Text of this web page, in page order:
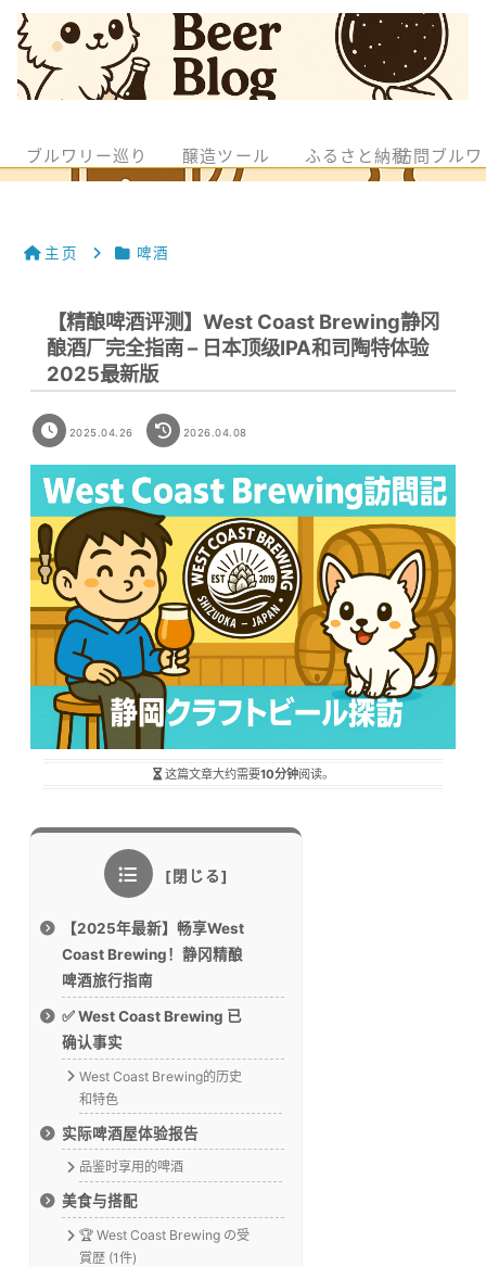
ブルワリー巡り 醸造ツール ふるさと納税訪問ブル
主页 啤酒
【精酿啤酒评测】West Coast Brewing静冈
酿酒厂完全指南 – 日本顶级IPA和司陶特体验
2025最新版
2025.04.26 2026.04.08
这篇文章大约需要10分钟阅读。
【2025年最新】畅享West
Coast Brewing！静冈精酿
啤酒旅行指南
✅ West Coast Brewing 已
确认事实
West Coast Brewing的历史
和特色
实际啤酒屋体验报告
品鉴时享用的啤酒
美食与搭配
🏆 West Coast Brewing の受
賞歴 (1件)